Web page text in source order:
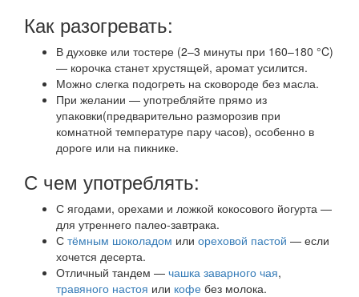
Как разогревать:
В духовке или тостере (2–3 минуты при 160–180 °C)
— корочка станет хрустящей, аромат усилится.
Можно слегка подогреть на сковороде без масла.
При желании — употребляйте прямо из
упаковки(предварительно разморозив при
комнатной температуре пару часов), особенно в
дороге или на пикнике.
С чем употреблять:
С ягодами, орехами и ложкой кокосового йогурта —
для утреннего палео-завтрака.
С тёмным шоколадом или ореховой пастой — если
хочется десерта.
Отличный тандем — чашка заварного чая,
травяного настоя или кофе без молока.